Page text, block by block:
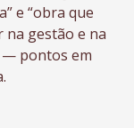
e “obra que
na gestão e na
— pontos em